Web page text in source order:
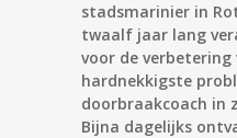
stadsmarinier in
twaalf jaar lang
voor de verbetering
hardnekkigste
doorbraakcoach in
Bijna dagelijks